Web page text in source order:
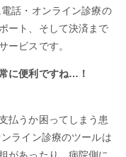
話・オンライン診療の
ート、そして決済まで
ービスです。
に便利ですね…！
払うか困ってしまう患
ライン診療のツールは